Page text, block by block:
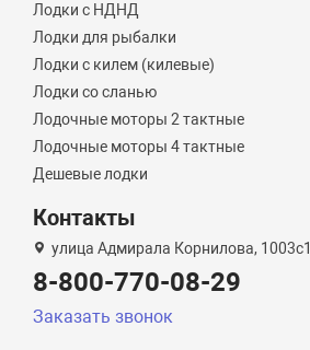
Лодки с НДНД
Лодки для рыбалки
Лодки с килем (килевые)
Лодки со сланью
Лодочные моторы 2 тактные
Лодочные моторы 4 тактные
Дешевые лодки
Контакты
улица Адмирала Корнилова, 1003с1
8-800-770-08-29
Заказать звонок